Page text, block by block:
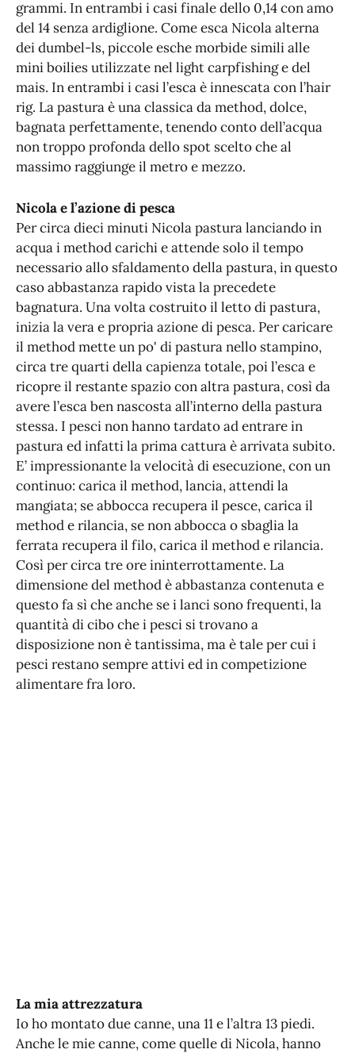
grammi. In entrambi i casi finale dello 0,14 con amo
del 14 senza ardiglione. Come esca Nicola alterna
dei dumbel-ls, piccole esche morbide simili alle
mini boilies utilizzate nel light carpfishing e del
mais. In entrambi i casi l’esca è innescata con l’hair
rig. La pastura è una classica da method, dolce,
bagnata perfettamente, tenendo conto dell’acqua
non troppo profonda dello spot scelto che al
massimo raggiunge il metro e mezzo.
Nicola e l’azione di pesca
Per circa dieci minuti Nicola pastura lanciando in
acqua i method carichi e attende solo il tempo
necessario allo sfaldamento della pastura, in questo
caso abbastanza rapido vista la precedete
bagnatura. Una volta costruito il letto di pastura,
inizia la vera e propria azione di pesca. Per caricare
il method mette un po' di pastura nello stampino,
circa tre quarti della capienza totale, poi l’esca e
ricopre il restante spazio con altra pastura, così da
avere l’esca ben nascosta all’interno della pastura
stessa. I pesci non hanno tardato ad entrare in
pastura ed infatti la prima cattura è arrivata subito.
E’ impressionante la velocità di esecuzione, con un
continuo: carica il method, lancia, attendi la
mangiata; se abbocca recupera il pesce, carica il
method e rilancia, se non abbocca o sbaglia la
ferrata recupera il filo, carica il method e rilancia.
Così per circa tre ore ininterrottamente. La
dimensione del method è abbastanza contenuta e
questo fa sì che anche se i lanci sono frequenti, la
quantità di cibo che i pesci si trovano a
disposizione non è tantissima, ma è tale per cui i
pesci restano sempre attivi ed in competizione
alimentare fra loro.
La mia attrezzatura
Io ho montato due canne, una 11 e l’altra 13 piedi.
Anche le mie canne, come quelle di Nicola, hanno